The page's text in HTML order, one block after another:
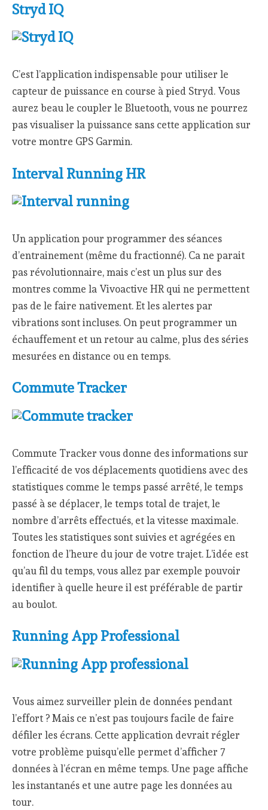
Stryd IQ
C’est l’application indispensable pour utiliser le
capteur de puissance en course à pied Stryd. Vous
aurez beau le coupler le Bluetooth, vous ne pourrez
pas visualiser la puissance sans cette application sur
votre montre GPS Garmin.
Interval Running HR
Un application pour programmer des séances
d’entrainement (même du fractionné). Ca ne parait
pas révolutionnaire, mais c’est un plus sur des
montres comme la Vivoactive HR qui ne permettent
pas de le faire nativement. Et les alertes par
vibrations sont incluses. On peut programmer un
échauffement et un retour au calme, plus des séries
mesurées en distance ou en temps.
Commute Tracker
Commute Tracker vous donne des informations sur
l’efficacité de vos déplacements quotidiens avec des
statistiques comme le temps passé arrêté, le temps
passé à se déplacer, le temps total de trajet, le
nombre d’arrêts effectués, et la vitesse maximale.
Toutes les statistiques sont suivies et agrégées en
fonction de l’heure du jour de votre trajet. L’idée est
qu’au fil du temps, vous allez par exemple pouvoir
identifier à quelle heure il est préférable de partir
au boulot.
Running App Professional
Vous aimez surveiller plein de données pendant
l’effort ? Mais ce n’est pas toujours facile de faire
défiler les écrans. Cette application devrait régler
votre problème puisqu’elle permet d’afficher 7
données à l’écran en même temps. Une page affiche
les instantanés et une autre page les données au
tour.